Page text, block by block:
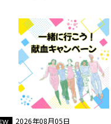
2026年08月05日